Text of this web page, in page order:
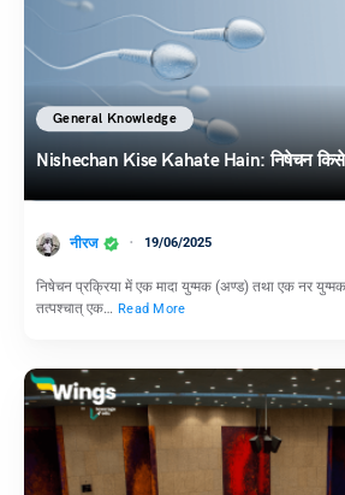
General Knowledge
Nishechan Kise Kahate Hain: निषेचन
नीरज 19/06/2025
निषेचन प्रक्रिया में एक मादा युग्मक (अण्ड) तथा एक नर
तत्पश्चात् एक… Read More